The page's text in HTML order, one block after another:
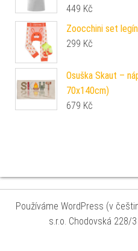
449 Kč
Zoocchini set
299 Kč
Osuška Skaut –
70x140cm)
679 Kč
Používáme WordPress (v
s.r.o. Chodovská 228/